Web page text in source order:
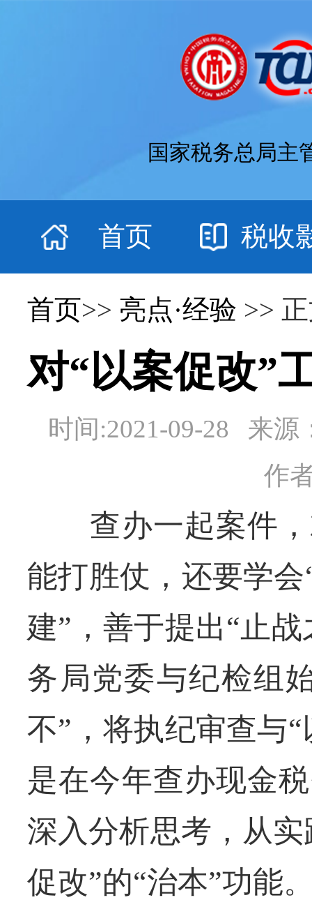
国家税务总局主
首页 税收
首页>> 亮点·经验 >>
对“以案促改”
时间:2021-09-28 来源
作
查办一起案件，
能打胜仗，还要学
建”，善于提出“止
务局党委与纪检组
不”，将执纪审查与
是在今年查办现金
深入分析思考，从
促改”的“治本”功能